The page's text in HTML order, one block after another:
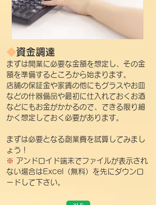
◆資金調達
まずは開業に必要な金額を想定し、その金
額を準備するところから始まります。
店舗の保証金や家賃の他にもグラスやお皿
などの什器備品や最初に仕入れておくお酒
などにもお金がかかるので、できる限り細
かく想定しておく必要があります。
まずは必要となる創業費を試算してみまし
ょう！
※
アンドロイド端末でファイルが表示され
ない場合はExcel（無料）を先にダウンロ
ードして下さい。